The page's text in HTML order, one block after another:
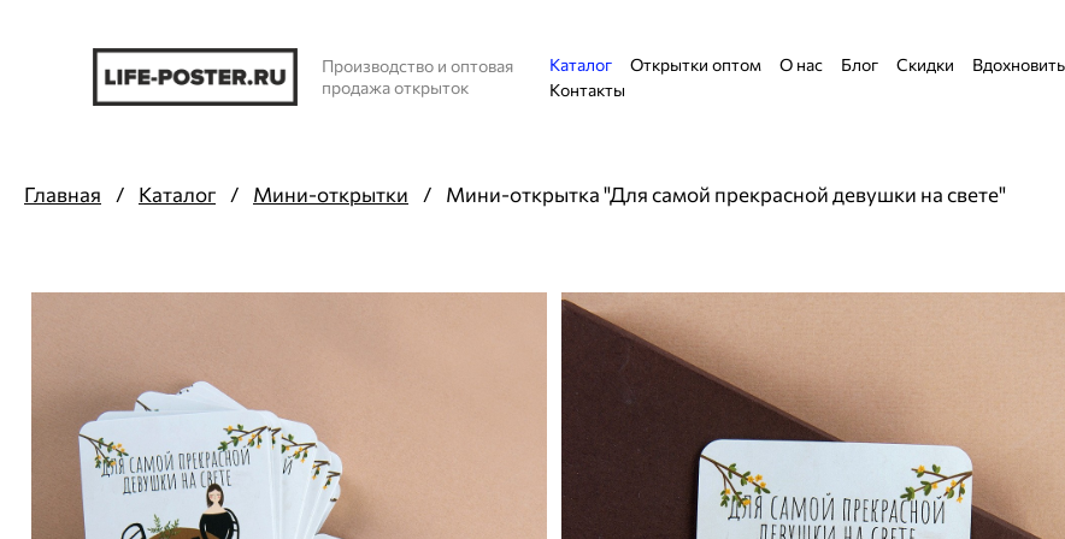
Производство и оптовая
продажа открыток
Каталог Открытки оптом О нас Блог Скидки
Контакты
Главная / Каталог / Мини-открытки / Мини-открытка "Для самой прекрасной девушки на свете"